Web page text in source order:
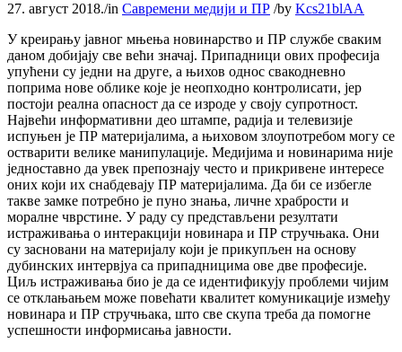
27. август 2018./in Савремени медији и ПР /by Kcs21blAA
У креирању јавног мњења новинарство и ПР службе сваким
даном добијају све већи значај. Припадници ових професија
упућени су једни на друге, а њихов однос свакодневно
поприма нове облике које је неопходно контролисати, јер
постоји реална опасност да се изроде у своју супротност.
Највећи информативни део штампе, радија и телевизије
испуњен је ПР материјалима, а њиховом злоупотребом могу се
остварити велике манипулације. Медијима и новинарима није
једноставно да увек препознају често и прикривене интересе
оних који их снабдевају ПР материјалима. Да би се избегле
такве замке потребно је пуно знања, личне храбрости и
моралне чврстине. У раду су представљени резултати
истраживања о интеракцији новинара и ПР стручњака. Они
су засновани на материјалу који је прикупљен на основу
дубинских интервјуа са припадницима ове две професије.
Циљ истраживања био је да се идентификују проблеми чијим
се отклањањем може повећати квалитет комуникације између
новинара и ПР стручњака, што све скупа треба да помогне
успешности информисања јавности.